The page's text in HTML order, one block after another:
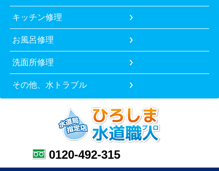
キッチン修理
お風呂修理
洗面所修理
その他、水トラブル
0120-492-315